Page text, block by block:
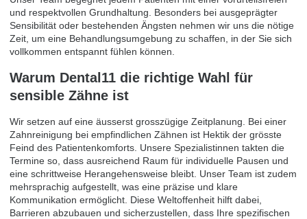
und respektvollen Grundhaltung. Besonders bei ausgeprägter
Sensibilität oder bestehenden Ängsten nehmen wir uns die nötige
Zeit, um eine Behandlungsumgebung zu schaffen, in der Sie sich
vollkommen entspannt fühlen können.
Warum Dental11 die richtige Wahl für
sensible Zähne ist
Wir setzen auf eine äusserst grosszügige Zeitplanung. Bei einer
Zahnreinigung bei empfindlichen Zähnen ist Hektik der grösste
Feind des Patientenkomforts. Unsere Spezialistinnen takten die
Termine so, dass ausreichend Raum für individuelle Pausen und
eine schrittweise Herangehensweise bleibt. Unser Team ist zudem
mehrsprachig aufgestellt, was eine präzise und klare
Kommunikation ermöglicht. Diese Weltoffenheit hilft dabei,
Barrieren abzubauen und sicherzustellen, dass Ihre spezifischen